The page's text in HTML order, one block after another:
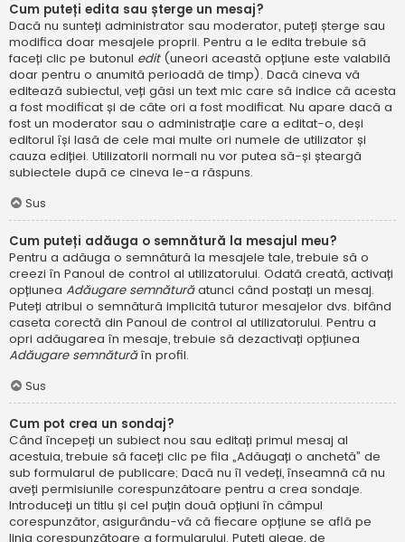
Cum puteți edita sau șterge un mesaj?
Dacă nu sunteți administrator sau moderator, puteți șterge sau
modifica doar mesajele proprii. Pentru a le edita trebuie să
faceți clic pe butonul edit (uneori această opțiune este valabilă
doar pentru o anumită perioadă de timp). Dacă cineva vă
editează subiectul, veți găsi un text mic care să indice că acesta
a fost modificat și de câte ori a fost modificat. Nu apare dacă a
fost un moderator sau o administrație care a editat-o, deși
editorul își lasă de cele mai multe ori numele de utilizator și
cauza ediției. Utilizatorii normali nu vor putea să-și șteargă
subiectele după ce cineva le-a răspuns.
Sus
Cum puteți adăuga o semnătură la mesajul meu?
Pentru a adăuga o semnătură la mesajele tale, trebuie să o
creezi în Panoul de control al utilizatorului. Odată creată, activați
opțiunea Adăugare semnăturăatunci când postați un mesaj.
Puteți atribui o semnătură implicită tuturor mesajelor dvs. bifând
caseta corectă din Panoul de control al utilizatorului. Pentru a
opri adăugarea în mesaje, trebuie să dezactivați opțiunea
Adăugare semnăturăîn profil.
Sus
Cum pot crea un sondaj?
Când începeți un subiect nou sau editați primul mesaj al
acestuia, trebuie să faceți clic pe fila „Adăugați o anchetă” de
sub formularul de publicare; Dacă nu îl vedeți, înseamnă că nu
aveți permisiunile corespunzătoare pentru a crea sondaje.
Introduceți un titlu și cel puțin două opțiuni în câmpul
corespunzător, asigurându-vă că fiecare opțiune se află pe
linia corespunzătoare a formularului. Puteți alege, de